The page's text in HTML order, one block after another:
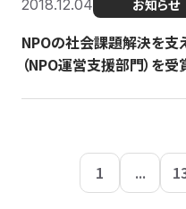
2018.12.04 お知らせ
NPOの社会課題解決を支
（NPO運営支援部門）を受
1 ...